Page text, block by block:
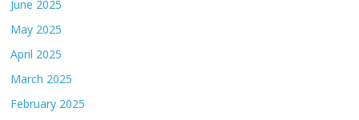
June 2025
May 2025
April 2025
March 2025
February 2025